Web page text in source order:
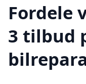
Fordele
3 tilbud